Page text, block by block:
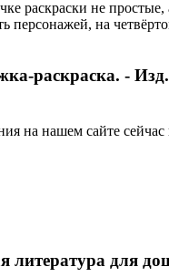
раскраски не
персонажей, на
раскраска. -
на нашем сайте
литература для